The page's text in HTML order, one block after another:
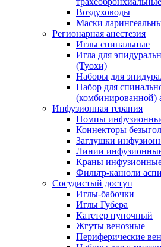
Воздуховоды
Маски
Регионарная анестезия
Иглы спинальные
Игла для
(Туохи)
Наборы для
Набор для
(комбинированной)
Инфузионная терапия
Помпы
Коннекторы
Заглушки
Линии
Краны
Фильтр-канюли
Сосудистый доступ
Иглы-бабочки
Иглы Губера
Катетер пупочный
Жгуты венозные
Периферические